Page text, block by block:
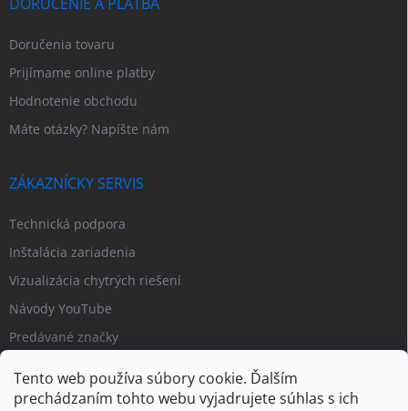
Tento web používa súbory cookie. Ďalším
prechádzaním tohto webu vyjadrujete súhlas s ich
DORUČENIE A PLATBA
Doručenia tovaru
Prijímame online platby
Hodnotenie obchodu
Máte otázky? Napíšte nám
ZÁKAZNÍCKY SERVIS
Technická podpora
Inštalácia zariadenia
Vizualizácia chytrých riešení
Návody YouTube
Predávané značky